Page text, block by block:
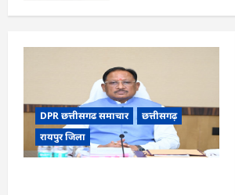
DPR छत्तीसगढ समाचार
छत्तीसगढ़
रायपुर जिला